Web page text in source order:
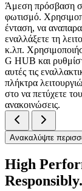
Άμεση πρόσβαση
φωτισμό.
ένταση, να
εναλλάξετε τη
κ.λπ.
G HUB και
αυτές τις
πλήκτρα
στο να πετύχετε
ανακοινώσεις.
Ανακαλύψτε
High
Responsibly.